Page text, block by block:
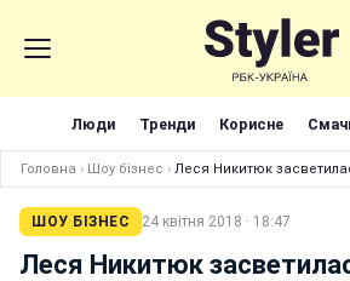
Люди Тренди Корисне
Головна › Шоу бізнес › Леся Никитюк
ШОУ БІЗНЕС 24 квітня 2018 · 18:47
Леся Никитюк